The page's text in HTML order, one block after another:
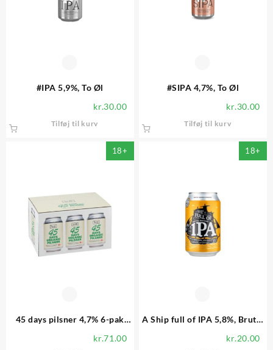
#IPA 5,9%, To Øl
kr.30.00
Tilføj til kurv
#SIPA 4,7%, To Øl
kr.30.00
Tilføj til kurv
18+
45 days pilsner 4,7% 6-pak
kr.71.00
18+
A Ship full of IPA 5,8%, Brutal
kr.20.00